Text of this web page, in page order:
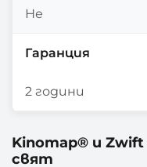
Не
Гаранция
2 години
Kinomap® и
свят